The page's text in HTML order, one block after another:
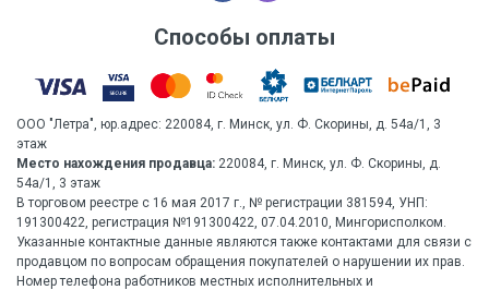
Способы оплаты
ООО "Летра", юр.адрес: 220084, г. Минск, ул. Ф. Скорины, д. 54а/1, 3
этаж
Место нахождения продавца: 220084, г. Минск, ул. Ф. Скорины, д.
54а/1, 3 этаж
В торговом реестре с 16 мая 2017 г., № регистрации 381594, УНП:
191300422, регистрация №191300422, 07.04.2010, Мингорисполком.
Указанные контактные данные являются также контактами для связи с
продавцом по вопросам обращения покупателей о нарушении их прав.
Номер телефона работников местных исполнительных и